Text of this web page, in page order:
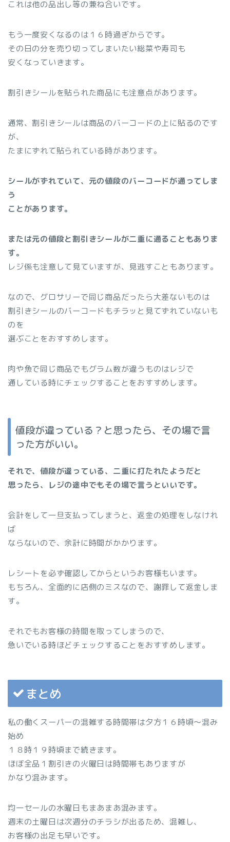
これは他の品出し等の兼ね合いです。
もう一度安くなるのは１６時過ぎからです。
その日の分を売り切ってしまいたい総菜や寿司も
安くなっていきます。
割引きシールを貼られた商品にも注意点があります。
通常、割引きシールは商品のバーコードの上に貼るのです
が、
たまにずれて貼られている時があります。
シールがずれていて、元の値段のバーコードが通ってしま
う
ことがあります。
または元の値段と割引きシールが二重に通ることもありま
す。
レジ係も注意して見ていますが、見逃すこともあります。
なので、グロサリーで同じ商品だったら大差ないものは
割引きシールのバーコードもチラッと見てずれていないも
のを
選ぶことをおすすめします。
肉や魚で同じ商品でもグラム数が違うものはレジで
通している時にチェックすることをおすすめします。
値段が違っている？と思ったら、その場で言
った方がいい。
それで、値段が違っている、二重に打たれたようだと
思ったら、レジの途中でもその場で言うといいです。
会計をして一旦支払ってしまうと、返金の処理をしなけれ
ば
ならないので、余計に時間がかかります。
レシートを必ず確認してからというお客様もいます。
もちろん、全面的に店側のミスなので、謝罪して返金しま
す。
それでもお客様の時間を取ってしまうので、
急いでいる時ほどチェックすることをおすすめします。
まとめ
私の働くスーパーの混雑する時間帯は夕方１６時頃～混み
始め
１８時１９時頃まで続きます。
ほぼ全品１割引きの火曜日は時間帯もありますが
かなり混みます。
均一セールの水曜日もまあまあ混みます。
週末の土曜日は次週分のチラシが出るため、混雑し、
お客様の出足も早いです。